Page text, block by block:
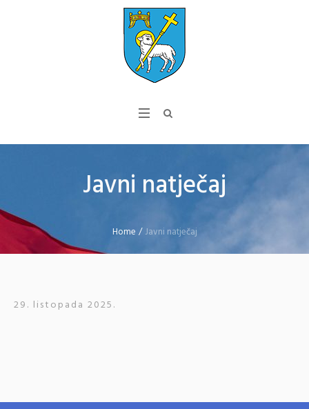
Javni natječaj
Home /Javni natječaj
29. listopada 2025.